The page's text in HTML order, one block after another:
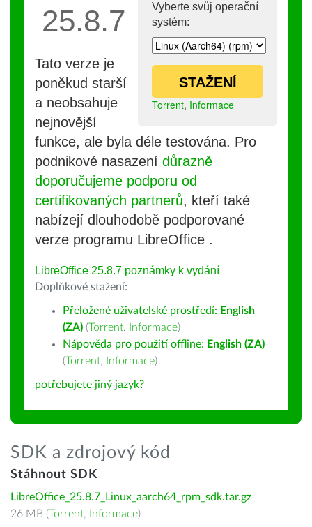
Vyberte svůj operační
systém:
STAŽENÍ
Torrent, Informace
25.8.7
Tato verze je
poněkud starší
a neobsahuje
nejnovější
funkce, ale byla déle testována. Pro
podnikové nasazení důrazně
doporučujeme podporu od
certifikovaných partnerů, kteří také
nabízejí dlouhodobě podporované
verze programu LibreOffice .
LibreOffice 25.8.7 poznámky k vydání
Doplňkové stažení:
Přeložené uživatelské prostředí: English
(ZA) (Torrent, Informace)
Nápověda pro použití offline: English (ZA)
(Torrent, Informace)
potřebujete jiný jazyk?
SDK a zdrojový kód
Stáhnout SDK
LibreOffice_25.8.7_Linux_aarch64_rpm_sdk.tar.gz
26 MB (Torrent, Informace)